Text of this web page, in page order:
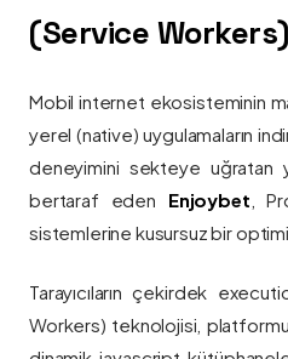
(Service Workers)
Mobil internet ekosisteminin
yerel (native) uygulamaların
deneyimini sekteye uğratan
bertaraf eden Enjoybet ,
sistemlerine kusursuz bir
Tarayıcıların çekirdek
Workers) teknolojisi,